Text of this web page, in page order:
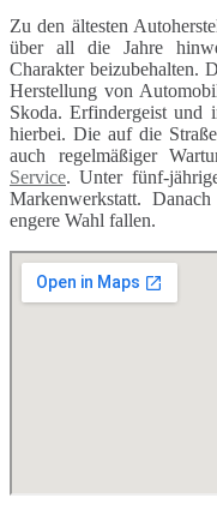
Zu den ältesten
über all die Jahre
Charakter beizubehalten.
Herstellung von
Skoda. Erfindergeist und
hierbei. Die auf die
auch regelmäßiger
Service. Unter fünf-
Markenwerkstatt.
engere Wahl fallen.